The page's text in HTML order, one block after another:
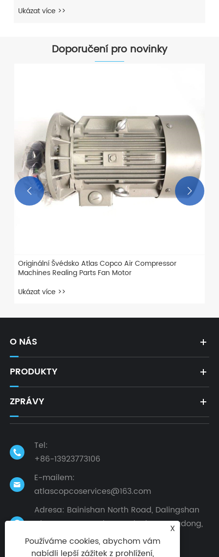
Ukázat více >>
Doporučení pro novinky
Originální Švédsko Atlas Copco Air Compressor
Machines Realing Parts Fan Motor
Ukázat více >>
 
O NÁS
PRODUKTY
ZPRÁVY

Tel:
+86-13923773106

E-mailem:
atlascopcoservices@163.com
Adresa: Bainishan North Road, Dalingshan
City, Dongguan City, provincie Guangdong,
Čína
X
Používáme cookies, abychom vám
nabídli lepší zážitek z prohlížení,